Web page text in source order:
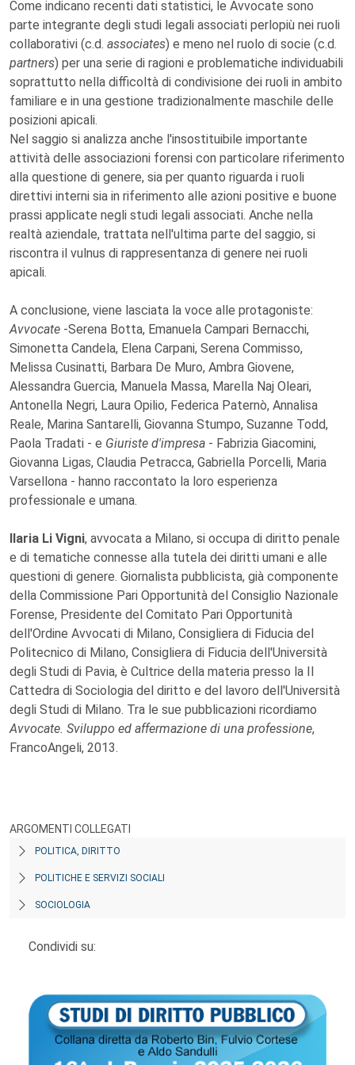
Come indicano recenti dati statistici, le Avvocate sono
parte integrante degli studi legali associati perlopiù nei ruoli
collaborativi (c.d. associates) e meno nel ruolo di socie (c.d.
partners) per una serie di ragioni e problematiche individuabili
soprattutto nella difficoltà di condivisione dei ruoli in ambito
familiare e in una gestione tradizionalmente maschile delle
posizioni apicali.
Nel saggio si analizza anche l'insostituibile importante
attività delle associazioni forensi con particolare riferimento
alla questione di genere, sia per quanto riguarda i ruoli
direttivi interni sia in riferimento alle azioni positive e buone
prassi applicate negli studi legali associati. Anche nella
realtà aziendale, trattata nell'ultima parte del saggio, si
riscontra il vulnus di rappresentanza di genere nei ruoli
apicali.
A conclusione, viene lasciata la voce alle protagoniste:
Avvocate -Serena Botta, Emanuela Campari Bernacchi,
Simonetta Candela, Elena Carpani, Serena Commisso,
Melissa Cusinatti, Barbara De Muro, Ambra Giovene,
Alessandra Guercia, Manuela Massa, Marella Naj Oleari,
Antonella Negri, Laura Opilio, Federica Paternò, Annalisa
Reale, Marina Santarelli, Giovanna Stumpo, Suzanne Todd,
Paola Tradati - e Giuriste d'impresa - Fabrizia Giacomini,
Giovanna Ligas, Claudia Petracca, Gabriella Porcelli, Maria
Varsellona - hanno raccontato la loro esperienza
professionale e umana.
Ilaria Li Vigni, avvocata a Milano, si occupa di diritto penale
e di tematiche connesse alla tutela dei diritti umani e alle
questioni di genere. Giornalista pubblicista, già componente
della Commissione Pari Opportunità del Consiglio Nazionale
Forense, Presidente del Comitato Pari Opportunità
dell'Ordine Avvocati di Milano, Consigliera di Fiducia del
Politecnico di Milano, Consigliera di Fiducia dell'Università
degli Studi di Pavia, è Cultrice della materia presso la II
Cattedra di Sociologia del diritto e del lavoro dell'Università
degli Studi di Milano. Tra le sue pubblicazioni ricordiamo
Avvocate. Sviluppo ed affermazione di una professione,
FrancoAngeli, 2013.
ARGOMENTI COLLEGATI
POLITICA, DIRITTO
POLITICHE E SERVIZI SOCIALI
SOCIOLOGIA
Condividi su: